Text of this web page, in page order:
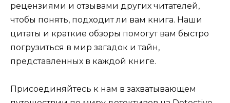
рецензиями и отзывами других читателей,
чтобы понять, подходит ли вам книга. Наши
цитаты и краткие обзоры помогут вам быстро
погрузиться в мир загадок и тайн,
представленных в каждой книге.
Присоединяйтесь к нам в захватывающем